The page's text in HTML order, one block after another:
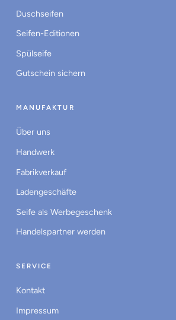
Duschseifen
Seifen-Editionen
Spülseife
Gutschein sichern
MANUFAKTUR
Über uns
Handwerk
Fabrikverkauf
Ladengeschäfte
Seife als Werbegeschenk
Handelspartner werden
SERVICE
Kontakt
Impressum